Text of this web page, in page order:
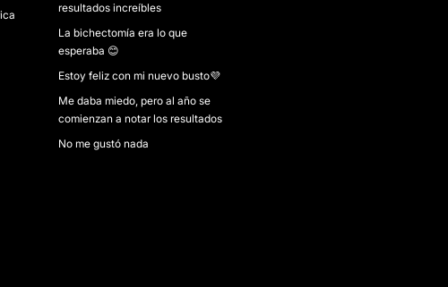
resultados increíbles
La bichectomía era lo que
esperaba 😊
Estoy feliz con mi nuevo busto💜
Me daba miedo, pero al año se
comienzan a notar los resultados
No me gustó nada